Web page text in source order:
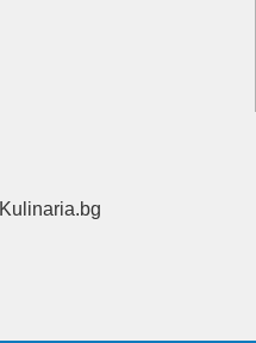
Kulinaria.bg